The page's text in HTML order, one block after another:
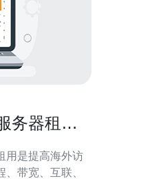
务器租用
用是提高海外访
带宽、互联、